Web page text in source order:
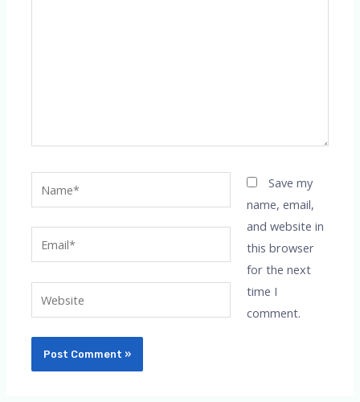
Save my
name, email,
and website in
this browser
for the next
time I
comment.